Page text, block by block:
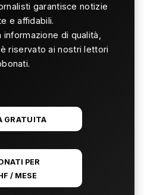
garantisce notizie
e affidabili.
informazione di qualità,
riservato ai nostri lettori
GRATUITA
PER
/ MESE